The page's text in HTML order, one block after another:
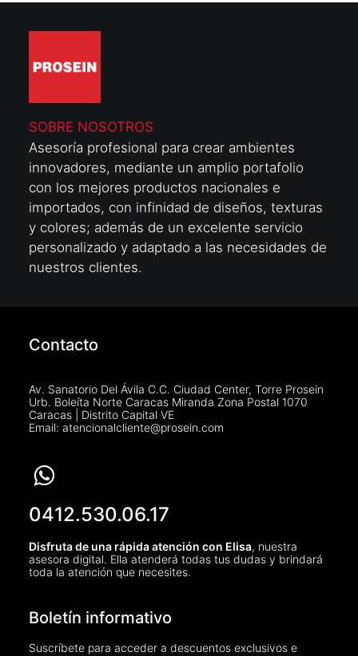
SOBRE NOSOTROS
Asesoría profesional para crear ambientes
innovadores, mediante un amplio portafolio
con los mejores productos nacionales e
importados, con infinidad de diseños, texturas
y colores; además de un excelente servicio
personalizado y adaptado a las necesidades de
nuestros clientes.
Contacto
Av. Sanatorio Del Ávila C.C. Ciudad Center, Torre Prosein
Urb. Boleíta Norte Caracas Miranda Zona Postal 1070
Caracas | Distrito Capital VE
Email: atencionalcliente@prosein.com
0412.530.06.17
Disfruta de una rápida atención con Elisa, nuestra
asesora digital. Ella atenderá todas tus dudas y brindará
toda la atención que necesites.
Boletín informativo
Suscríbete para acceder a descuentos exclusivos e